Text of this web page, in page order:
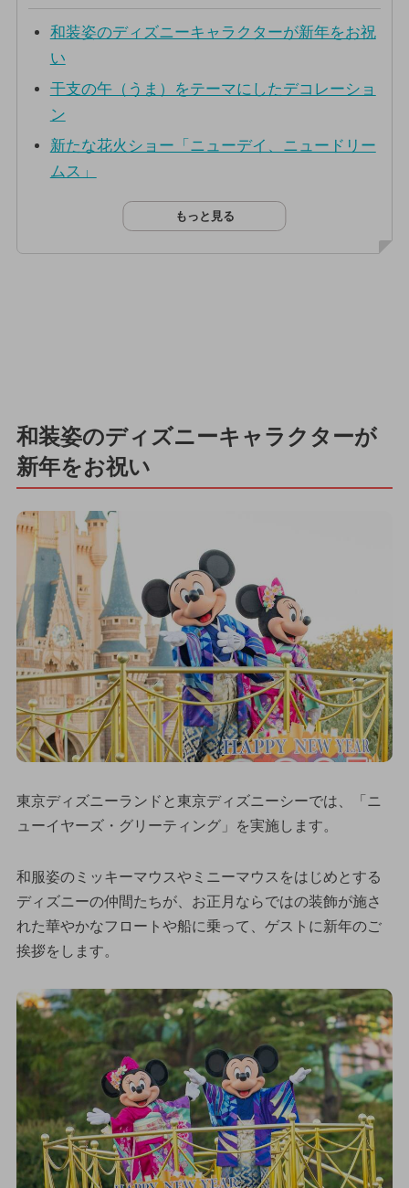
和装姿のディズニーキャラクターが新年をお祝
い
干支の午（うま）をテーマにしたデコレーショ
ン
新たな花火ショー「ニューデイ、ニュードリー
ムス」
もっと見る
和装姿のディズニーキャラクターが
新年をお祝い
東京ディズニーランドと東京ディズニーシーでは、「ニ
ューイヤーズ・グリーティング」を実施します。
和服姿のミッキーマウスやミニーマウスをはじめとする
ディズニーの仲間たちが、お正月ならではの装飾が施さ
れた華やかなフロートや船に乗って、ゲストに新年のご
挨拶をします。